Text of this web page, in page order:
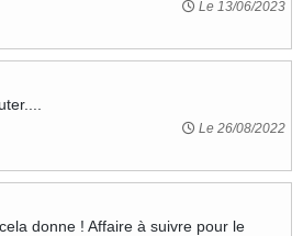
Le 13/06/2023
Le 26/08/2022
donne ! Affaire à suivre pour le